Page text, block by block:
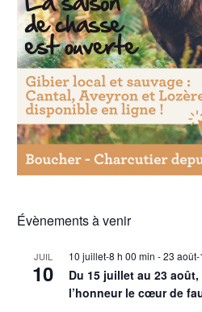
Évènements à venir
JUIL
10
10 juillet-8 h 00 min -23
Du 15 juillet au 23
l’honneur le cœur de